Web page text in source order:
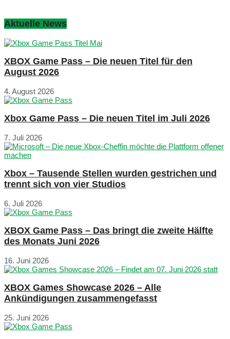
Aktuelle News
XBOX Game Pass – Die neuen Titel für den
August 2026
4. August 2026
Xbox Game Pass – Die neuen Titel im Juli 2026
7. Juli 2026
Xbox – Tausende Stellen wurden gestrichen und
trennt sich von vier Studios
6. Juli 2026
XBOX Game Pass – Das bringt die zweite Hälfte
des Monats Juni 2026
16. Juni 2026
XBOX Games Showcase 2026 – Alle
Ankündigungen zusammengefasst
25. Juni 2026